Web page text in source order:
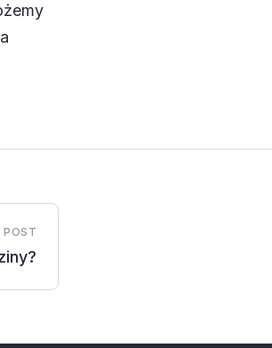
POST